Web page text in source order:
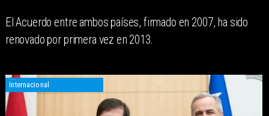
El Acuerdo entre ambos países, firmado en 2007, ha sido
renovado por primera vez en 2013.
Internacional